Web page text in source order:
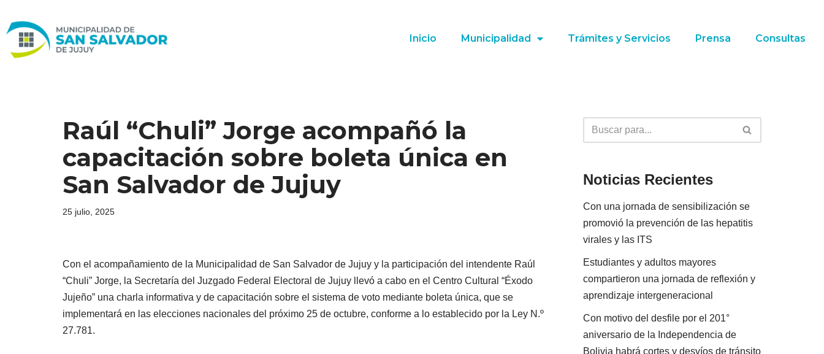
Ir
al
Inicio Municipalidad Trámites y Servicios Prensa Consultas
Raúl “Chuli” Jorge acompañó la
capacitación sobre boleta única en
San Salvador de Jujuy
25 julio, 2025
Con el acompañamiento de la Municipalidad de San Salvador de Jujuy y la participación del intendente Raúl
“Chuli” Jorge, la Secretaría del Juzgado Federal Electoral de Jujuy llevó a cabo en el Centro Cultural “Éxodo
Jujeño” una charla informativa y de capacitación sobre el sistema de voto mediante boleta única, que se
implementará en las elecciones nacionales del próximo 25 de octubre, conforme a lo establecido por la Ley N.º
27.781.
Noticias Recientes
Con una jornada de sensibilización se
promovió la prevención de las hepatitis
virales y las ITS
Estudiantes y adultos mayores
compartieron una jornada de reflexión y
aprendizaje intergeneracional
Con motivo del desfile por el 201°
aniversario de la Independencia de
Bolivia habrá cortes y desvíos de tránsito